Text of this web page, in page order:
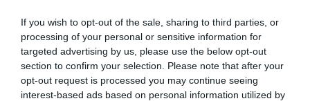
If you wish to opt-out of the sale, sharing to third parties, or
processing of your personal or sensitive information for
targeted advertising by us, please use the below opt-out
section to confirm your selection. Please note that after your
opt-out request is processed you may continue seeing
interest-based ads based on personal information utilized by
LaserVision